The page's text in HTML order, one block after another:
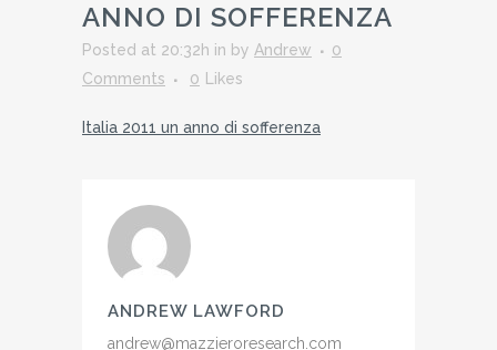
ANNO DI SOFFERENZA
Posted at 20:32h in by Andrew
0
Comments
0 Likes
Italia 2011 un anno di sofferenza
ANDREW LAWFORD
andrew@mazzieroresearch.com